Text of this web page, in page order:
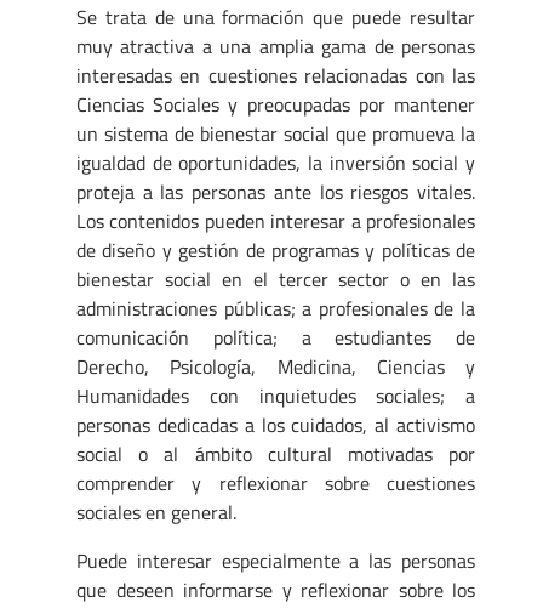
Se trata de una formación que puede resultar
muy atractiva a una amplia gama de personas
interesadas en cuestiones relacionadas con las
Ciencias Sociales y preocupadas por mantener
un sistema de bienestar social que promueva la
igualdad de oportunidades, la inversión social y
proteja a las personas ante los riesgos vitales.
Los contenidos pueden interesar a profesionales
de diseño y gestión de programas y políticas de
bienestar social en el tercer sector o en las
administraciones públicas; a profesionales de la
comunicación política; a estudiantes de
Derecho, Psicología, Medicina, Ciencias y
Humanidades con inquietudes sociales; a
personas dedicadas a los cuidados, al activismo
social o al ámbito cultural motivadas por
comprender y reflexionar sobre cuestiones
sociales en general.
Puede interesar especialmente a las personas
que deseen informarse y reflexionar sobre los